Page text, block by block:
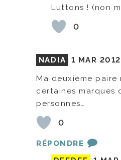
Luttons ! (non
0
NADIA 1 MAR
Ma deuxième
certaines marques
personnes…
0
RÉPONDRE